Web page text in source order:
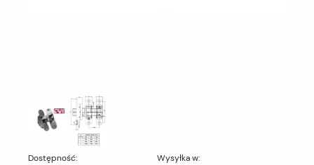
Dostępność:
Wysyłka w: